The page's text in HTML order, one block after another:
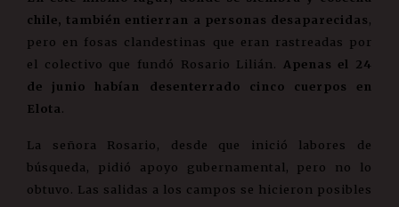
chile, también entierran a personas desaparecidas,
pero en fosas clandestinas que eran rastreadas por
el colectivo que fundó Rosario Lilián. Apenas el 24
de junio habían desenterrado cinco cuerpos en
Elota.
La señora Rosario, desde que inició labores de
búsqueda, pidió apoyo gubernamental, pero no lo
obtuvo. Las salidas a los campos se hicieron posibles